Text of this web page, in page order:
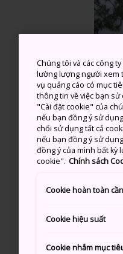
Chúng tôi và các công
lường lượng người xem
vụ quảng cáo có mục
thông tin về việc bạn
"Cài đặt cookie" của
nếu bạn đồng ý sử
chối sử dụng tất cả
nếu bạn đồng ý sử
đồng ý của mình bất kỳ
cookie". Chính sách
Cookie hoàn toàn
Cookie hiệu suất
Cookie nhắm mục